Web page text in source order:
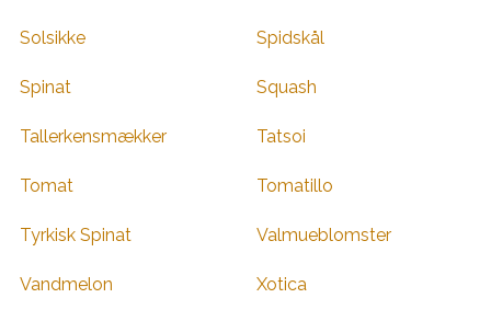
Solsikke Spidskål
Spinat Squash
Tallerkensmækker Tatsoi
Tomat Tomatillo
Tyrkisk Spinat Valmueblomster
Vandmelon Xotica